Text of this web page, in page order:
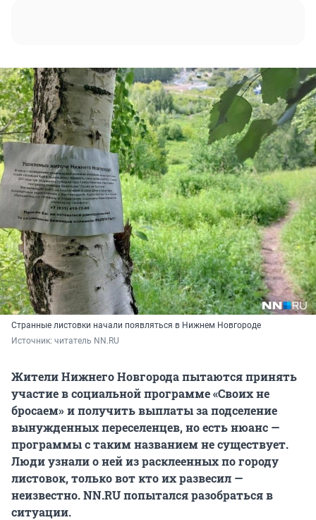
Странные листовки начали появляться в Нижнем Новгороде
Источник: читатель NN.RU
Жители Нижнего Новгорода пытаются принять
участие в социальной программе «Своих не
бросаем» и получить выплаты за подселение
вынужденных переселенцев, но есть нюанс —
программы с таким названием не существует.
Люди узнали о ней из расклеенных по городу
листовок, только вот кто их развесил —
неизвестно. NN.RU попытался разобраться в
ситуации.